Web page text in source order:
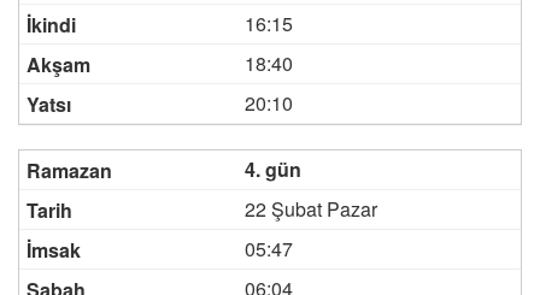
16:15
18:40
20:10
4. gün
22 Şubat Pazar
05:47
06:04